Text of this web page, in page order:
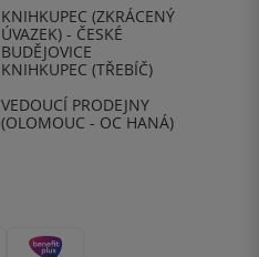
KNIHKUPEC (ZKRÁCENÝ
ÚVAZEK) - ČESKÉ
BUDĚJOVICE
KNIHKUPEC (TŘEBÍČ)
VEDOUCÍ PRODEJNY
(OLOMOUC - OC HANÁ)